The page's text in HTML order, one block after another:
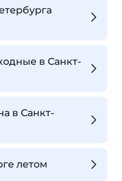
в Санкт-
в Санкт-
летом